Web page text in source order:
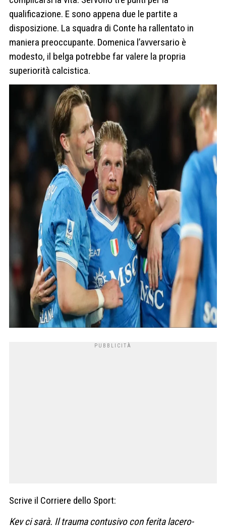
qualificazione. E sono appena due le partite a
disposizione. La squadra di Conte ha rallentato in
maniera preoccupante. Domenica l’avversario è
modesto, il belga potrebbe far valere la propria
superiorità calcistica.
Scrive il Corriere dello Sport:
Kev ci sarà. Il trauma contusivo con ferita lacero-